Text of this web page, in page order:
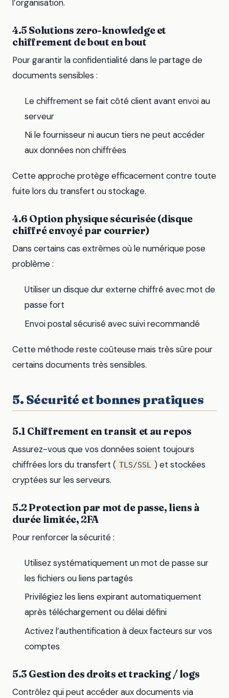
l’organisation.
4.5 Solutions zero-knowledge et
chiffrement de bout en bout
Pour garantir la confidentialité dans le partage de
documents sensibles :
Le chiffrement se fait côté client avant envoi au
serveur
Ni le fournisseur ni aucun tiers ne peut accéder
aux données non chiffrées
Cette approche protège efficacement contre toute
fuite lors du transfert ou stockage.
4.6 Option physique sécurisée (disque
chiffré envoyé par courrier)
Dans certains cas extrêmes où le numérique pose
problème :
Utiliser un disque dur externe chiffré avec mot de
passe fort
Envoi postal sécurisé avec suivi recommandé
Cette méthode reste coûteuse mais très sûre pour
certains documents très sensibles.
5. Sécurité et bonnes pratiques
5.1 Chiffrement en transit et au repos
Assurez-vous que vos données soient toujours
chiffrées lors du transfert ( TLS/SSL
) et stockées
cryptées sur les serveurs.
5.2 Protection par mot de passe, liens à
durée limitée, 2FA
Pour renforcer la sécurité :
Utilisez systématiquement un mot de passe sur
les fichiers ou liens partagés
Privilégiez les liens expirant automatiquement
après téléchargement ou délai défini
Activez l’authentification à deux facteurs sur vos
comptes
5.3 Gestion des droits et tracking / logs
Contrôlez qui peut accéder aux documents via